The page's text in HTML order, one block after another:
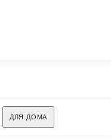
ДЛЯ ДОМА